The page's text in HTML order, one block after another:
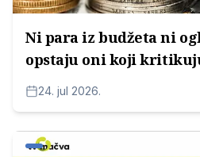
Ni para iz budžeta ni
opstaju oni koji
24. jul 2026.